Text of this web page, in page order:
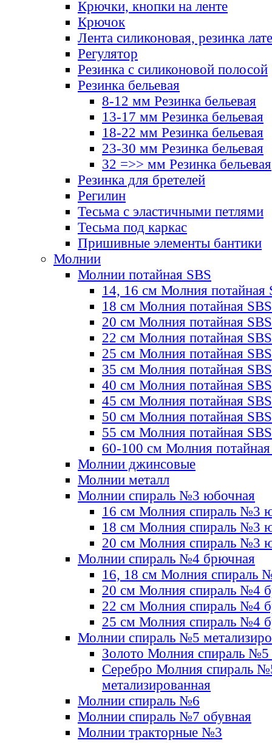
Крючки, кнопки на ленте
Крючок
Лента силиконовая, резинка
Регулятор
Резинка с силиконовой полосой
Резинка бельевая
8-12 мм Резинка бельевая
13-17 мм Резинка бельевая
18-22 мм Резинка бельевая
23-30 мм Резинка бельевая
32 =>> мм Резинка бельевая
Резинка для бретелей
Регилин
Тесьма с эластичными петлями
Тесьма под каркас
Пришивные элементы бантики
Молнии
Молнии потайная SBS
14, 16 см Молния потайная
18 см Молния потайная SBS
20 см Молния потайная SBS
22 см Молния потайная SBS
25 см Молния потайная SBS
35 см Молния потайная SBS
40 см Молния потайная SBS
45 см Молния потайная SBS
50 см Молния потайная SBS
55 см Молния потайная SBS
60-100 см Молния
Молнии джинсовые
Молнии металл
Молнии спираль №3 юбочная
16 см Молния спираль №3
18 см Молния спираль №3
20 см Молния спираль №3
Молнии спираль №4 брючная
16, 18 см Молния спираль
20 см Молния спираль №4
22 см Молния спираль №4
25 см Молния спираль №4
Молнии спираль №5
Золото Молния спираль №5
Серебро Молния спираль
метализированная
Молнии спираль №6
Молнии спираль №7 обувная
Молнии тракторные №3